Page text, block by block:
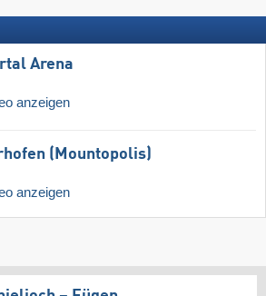
Arena
anzeigen
(Mountopolis)
anzeigen